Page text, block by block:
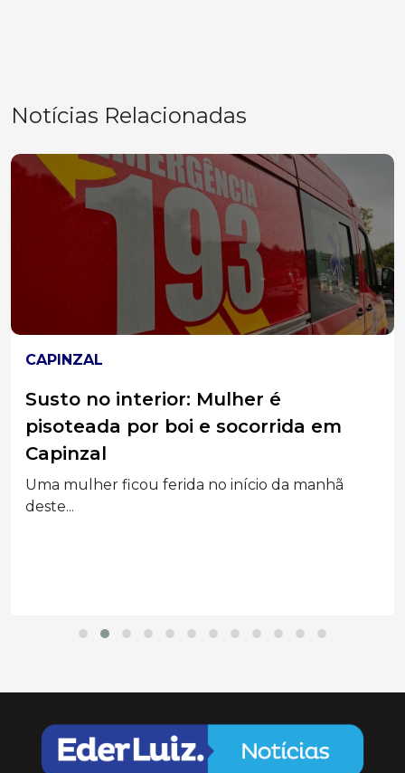
Notícias Relacionadas
CAPINZAL
Susto no interior: Mulher é
pisoteada por boi e socorrida em
Capinzal
Uma mulher ficou ferida no início da manhã
deste...